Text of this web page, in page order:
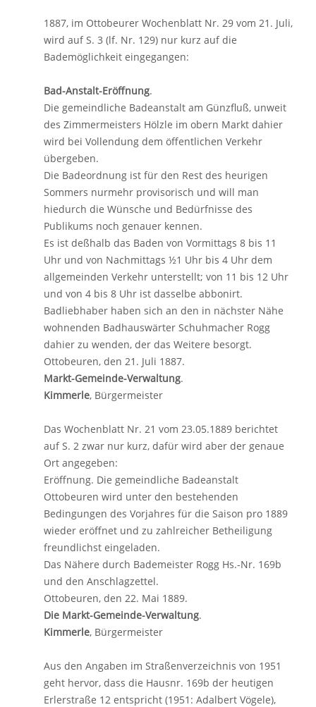
1887, im Ottobeurer Wochenblatt Nr. 29 vom 21. Juli,
wird auf S. 3 (lf. Nr. 129) nur kurz auf die
Bademöglichkeit eingegangen:
Bad-Anstalt-Eröffnung.
Die gemeindliche Badeanstalt am Günzfluß, unweit
des Zimmermeisters Hölzle im obern Markt dahier
wird bei Vollendung dem öffentlichen Verkehr
übergeben.
Die Badeordnung ist für den Rest des heurigen
Sommers nurmehr provisorisch und will man
hiedurch die Wünsche und Bedürfnisse des
Publikums noch genauer kennen.
Es ist deßhalb das Baden von Vormittags 8 bis 11
Uhr und von Nachmittags ½1 Uhr bis 4 Uhr dem
allgemeinden Verkehr unterstellt; von 11 bis 12 Uhr
und von 4 bis 8 Uhr ist dasselbe abbonirt.
Badliebhaber haben sich an den in nächster Nähe
wohnenden Badhauswärter Schuhmacher Rogg
dahier zu wenden, der das Weitere besorgt.
Ottobeuren, den 21. Juli 1887.
Markt-Gemeinde-Verwaltung.
Kimmerle, Bürgermeister
Das Wochenblatt Nr. 21 vom 23.05.1889 berichtet
auf S. 2 zwar nur kurz, dafür wird aber der genaue
Ort angegeben:
Eröffnung. Die gemeindliche Badeanstalt
Ottobeuren wird unter den bestehenden
Bedingungen des Vorjahres für die Saison pro 1889
wieder eröffnet und zu zahlreicher Betheiligung
freundlichst eingeladen.
Das Nähere durch Bademeister Rogg Hs.-Nr. 169b
und den Anschlagzettel.
Ottobeuren, den 22. Mai 1889.
Die Markt-Gemeinde-Verwaltung.
Kimmerle, Bürgermeister
Aus den Angaben im Straßenverzeichnis von 1951
geht hervor, dass die Hausnr. 169b der heutigen
Erlerstraße 12 entspricht (1951: Adalbert Vögele),